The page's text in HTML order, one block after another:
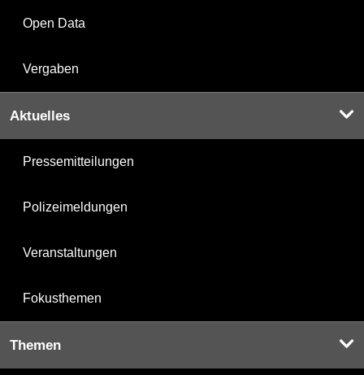
Open Data
Vergaben
Aktuelles
Pressemitteilungen
Polizeimeldungen
Veranstaltungen
Fokusthemen
Themen